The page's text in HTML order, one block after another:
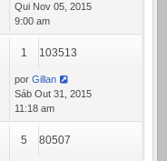
Qui Nov 05, 2015
9:00 am
1 103513
por Gillan
Sáb Out 31, 2015
11:18 am
5 80507